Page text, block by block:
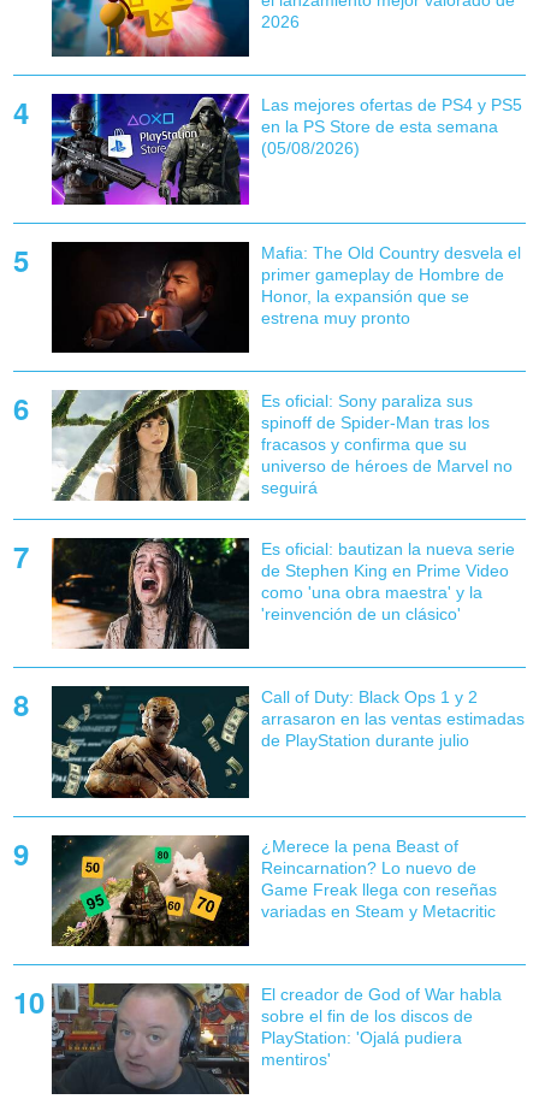
2026
Las mejores ofertas de PS4 y PS5
en la PS Store de esta semana
(05/08/2026)
Mafia: The Old Country desvela el
primer gameplay de Hombre de
Honor, la expansión que se
estrena muy pronto
Es oficial: Sony paraliza sus
spinoff de Spider-Man tras los
fracasos y confirma que su
universo de héroes de Marvel no
seguirá
Es oficial: bautizan la nueva serie
de Stephen King en Prime Video
como 'una obra maestra' y la
'reinvención de un clásico'
Call of Duty: Black Ops 1 y 2
arrasaron en las ventas estimadas
de PlayStation durante julio
¿Merece la pena Beast of
Reincarnation? Lo nuevo de
Game Freak llega con reseñas
variadas en Steam y Metacritic
El creador de God of War habla
sobre el fin de los discos de
PlayStation: 'Ojalá pudiera
mentiros'